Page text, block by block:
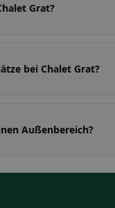
Grat?
bei Chalet Grat?
Außenbereich?